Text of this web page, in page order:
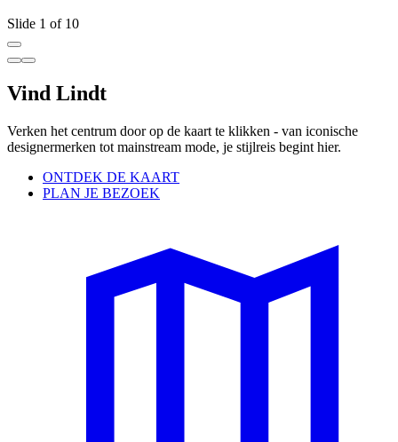
Slide 1 of 10
Vind Lindt
Verken het centrum door op de kaart te klikken - van iconische
designermerken tot mainstream mode, je stijlreis begint hier.
ONTDEK DE KAART
PLAN JE BEZOEK